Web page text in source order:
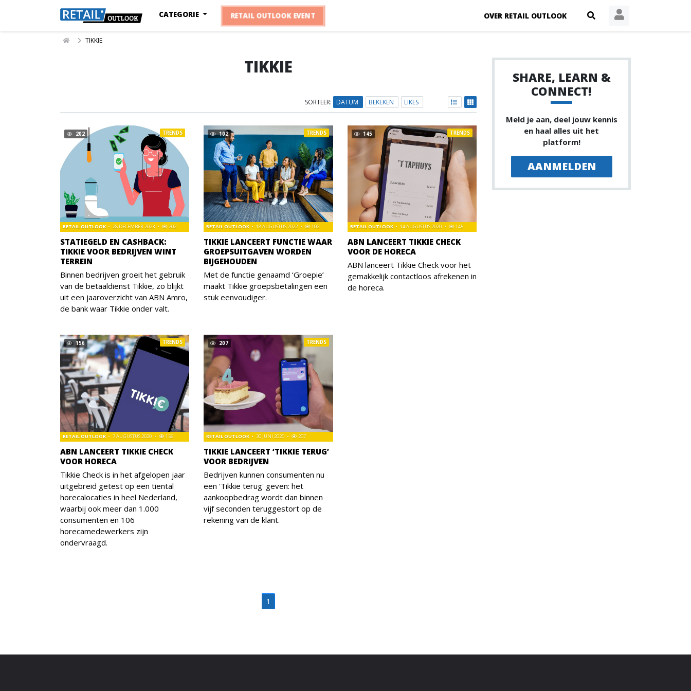
OVER RETAIL OUTLOOK
CATEGORIE RETAIL OUTLOOK EVENT
TIKKIE
TIKKIE
SORTEER: DATUM BEKEKEN LIKES
202
STATIEGELD EN CASHBACK:
TIKKIE VOOR BEDRIJVEN WINT
TERREIN
RETAIL OUTLOOK 28 DECEMBER 2023 202
TRENDS
Binnen bedrijven groeit het gebruik
van de betaaldienst Tikkie, zo blijkt
uit een jaaroverzicht van ABN Amro,
de bank waar Tikkie onder valt.
102
TIKKIE LANCEERT FUNCTIE WAAR
GROEPSUITGAVEN WORDEN
BIJGEHOUDEN
RETAIL OUTLOOK 18 AUGUSTUS 2022 102
TRENDS
Met de functie genaamd ‘Groepie’
maakt Tikkie groepsbetalingen een
stuk eenvoudiger.
145
ABN LANCEERT TIKKIE CHECK
VOOR DE HORECA
RETAIL OUTLOOK 14 AUGUSTUS 2020 145
TRENDS
ABN lanceert Tikkie Check voor het
gemakkelijk contactloos afrekenen in
de horeca.
156
ABN LANCEERT TIKKIE CHECK
VOOR HORECA
RETAIL OUTLOOK 7 AUGUSTUS 2020 156
TRENDS
Tikkie Check is in het afgelopen jaar
uitgebreid getest op een tiental
horecalocaties in heel Nederland,
waarbij ook meer dan 1.000
consumenten en 106
horecamedewerkers zijn
ondervraagd.
207
TIKKIE LANCEERT ‘TIKKIE TERUG’
VOOR BEDRIJVEN
RETAIL OUTLOOK 30 JUNI 2020 207
TRENDS
Bedrijven kunnen consumenten nu
een 'Tikkie terug' geven: het
aankoopbedrag wordt dan binnen
vijf seconden teruggestort op de
rekening van de klant.
1
SHARE, LEARN &
CONNECT!
Meld je aan, deel jouw kennis
en haal alles uit het
platform!
AANMELDEN